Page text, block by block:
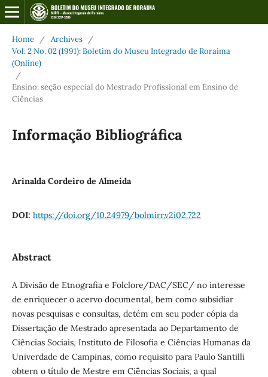
Home / Archives
/
Vol. 2 No. 02 (1991): Boletim do Museu Integrado de Roraima
(Online)
/
Ensino: seção especial do Mestrado Profissional em Ensino de
Ciências
Informação Bibliográfica
Arinalda Cordeiro de Almeida
DOI: https://doi.org/10.24979/bolmirr.v2i02.722
Abstract
A Divisão de Etnografia e Folclore/DAC/SEC/ no interesse
de enriquecer o acervo documental, bem como subsidiar
novas pesquisas e consultas, detém em seu poder cópia da
Dissertação de Mestrado apresentada ao Departamento de
Ciências Sociais, Instituto de Filosofia e Ciências Humanas da
Univerdade de Campinas, como requisito para Paulo Santilli
obtern o título de Mestre em Ci˜ências Sociais, a qual